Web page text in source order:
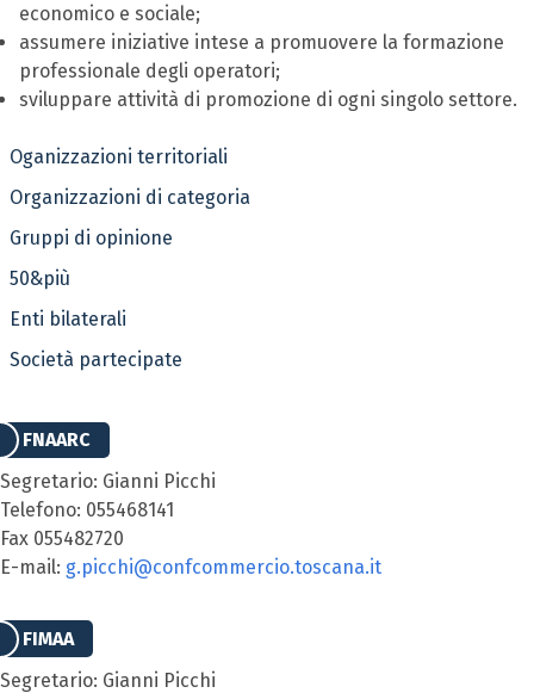
economico e sociale;
assumere iniziative intese a promuovere la formazione
professionale degli operatori;
sviluppare attività di promozione di ogni singolo settore.
Oganizzazioni territoriali
Organizzazioni di categoria
Gruppi di opinione
50&più
Enti bilaterali
Società partecipate
FNAARC
Segretario: Gianni Picchi
Telefono: 055468141
Fax 055482720
E-mail: g.picchi@confcommercio.toscana.it
FIMAA
Segretario: Gianni Picchi